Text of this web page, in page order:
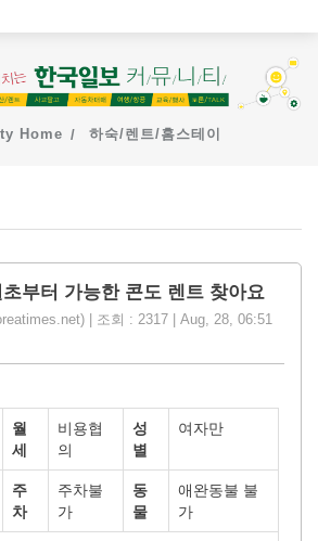
Home 하숙/렌트/홈스테이
부터 가능한 콘도 렌트 찾아요
| 조회 : 2317 | Aug, 28, 06:51
월
세
비용협
의
성
별
여자만
주
차
주차불
가
동
물
애완동불 불
가